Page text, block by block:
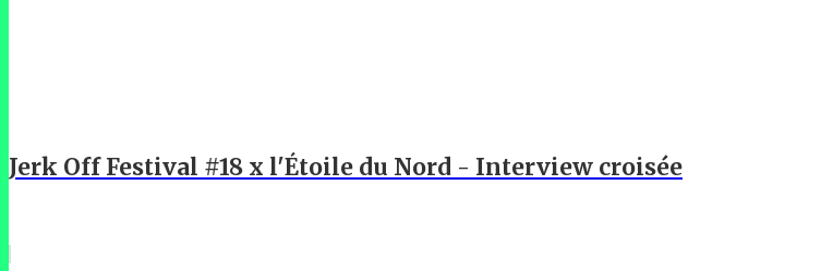
Jerk Off Festival #18 x l'Étoile du Nord - Interview croisée